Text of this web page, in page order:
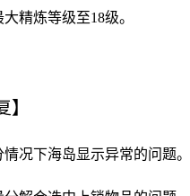
精炼等级至18级。
】
况下海岛显示异常的问题。